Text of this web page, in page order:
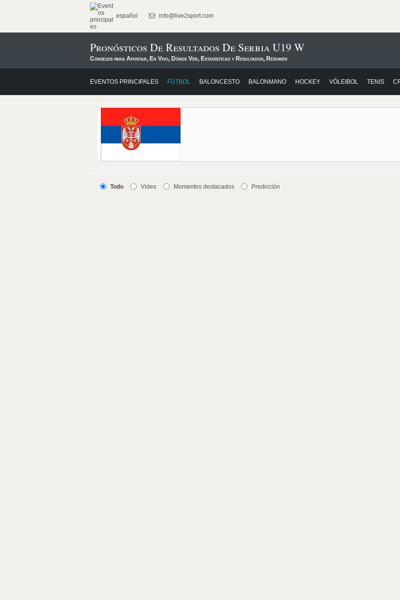
español info@live2sport.com
Pronósticos De Resultados De Serbia U19 W
Consejos para Apostar, En Vivo, Dónde Ver, Estadísticas y Resultados, Resumen
EVENTOS PRINCIPALES FÚTBOL BALONCESTO BALONMANO HOCKEY VÓLEIBOL TENIS
Todo Video Momentos destacados Predicción